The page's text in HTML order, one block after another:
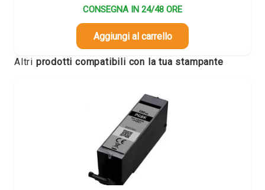
originale
era:
15,00 €.
attuale
è:
CONSEGNA IN 24/48 ORE
Aggiungi al carrello
Altri prodotti compatibili con la tua stampante